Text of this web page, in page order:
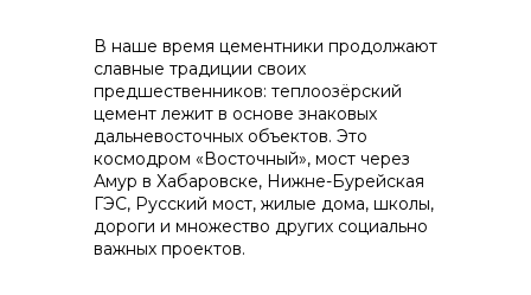
В наше время цементники продолжают
славные традиции своих
предшественников: теплоозёрский
цемент лежит в основе знаковых
дальневосточных объектов. Это
космодром «Восточный», мост через
Амур в Хабаровске, Нижне-Бурейская
ГЭС, Русский мост, жилые дома, школы,
дороги и множество других социально
важных проектов.